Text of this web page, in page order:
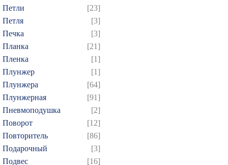
Петли
[23]
Петля
[3]
Печка
[3]
Планка
[21]
Пленка
[1]
Плунжер
[1]
Плунжера
[64]
Плунжерная
[91]
Пневмоподушка
[2]
Поворот
[12]
Повторитель
[86]
Подарочный
[3]
Подвес
[16]